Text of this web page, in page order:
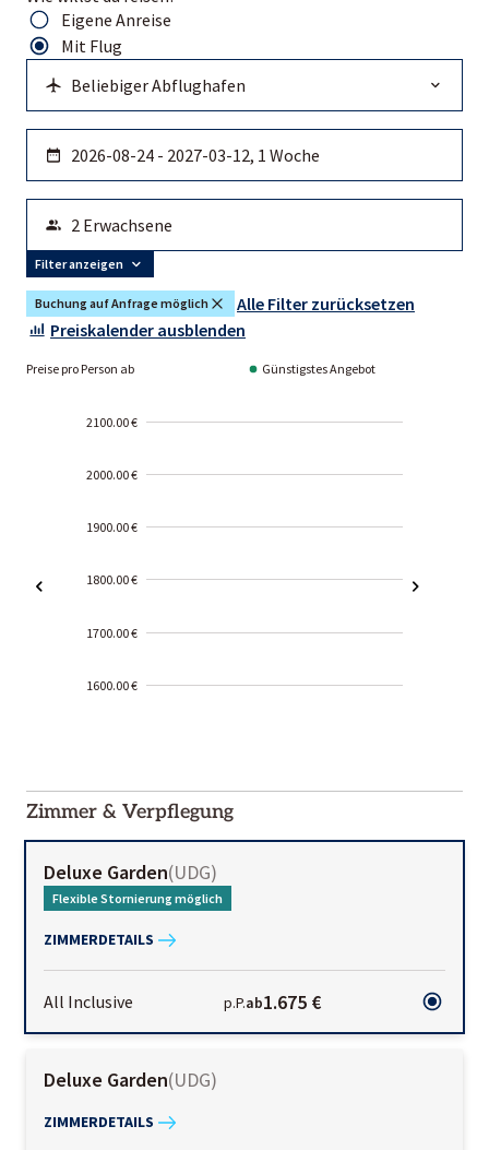
Eigene Anreise
Mit Flug
Filter anzeigen
Buchung auf Anfrage möglich
Alle Filter zurücksetzen
Preiskalender ausblenden
Preise pro Person ab Günstigstes Angebot
2100.00 €
2000.00 €
1900.00 €
1800.00 €
1700.00 €
1600.00 €
01-02
Zimmer & Verpflegung
Deluxe Garden(UDG)
Flexible Stornierung möglich
ZIMMERDETAILS
All Inclusive p.P.ab1.675 €
Deluxe Garden(UDG)
ZIMMERDETAILS